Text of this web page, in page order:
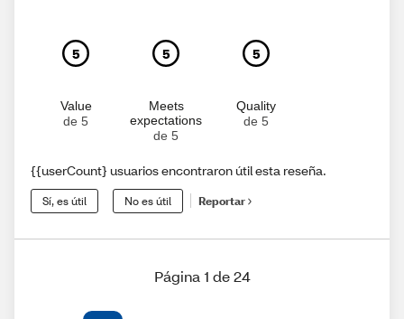
5
Value
de 5
5
Meets
expectations
de 5
5
Quality
de 5
{{userCount} usuarios encontraron útil esta reseña.
Sí, es útil No es útil Reportar
Página 1 de 24